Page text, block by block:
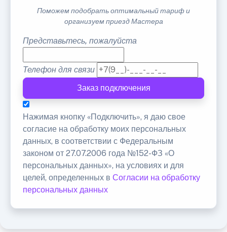
Поможем подобрать оптимальный тариф и
организуем приезд Мастера
Представьтесь, пожалуйста
Телефон для связи
Заказ подключения
Нажимая кнопку «Подключить», я даю свое
согласие на обработку моих персональных
данных, в соответствии с Федеральным
законом от 27.07.2006 года №152-ФЗ «О
персональных данных», на условиях и для
целей, определенных в Согласии на обработку
персональных данных